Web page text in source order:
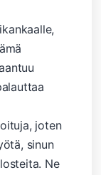
joten
sinun
Ne